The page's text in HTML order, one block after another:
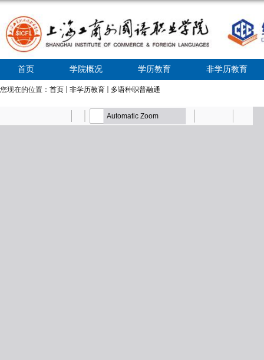
首页 学院概况 学历教育 非学历教育
您现在的位置： 首页 非学历教育 多语种职普融通